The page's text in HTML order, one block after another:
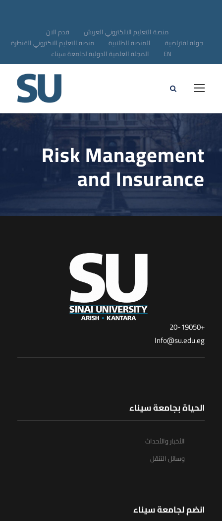
قدم الان
منصة التعليم الالكتروني العريش
منصة التعليم الاكتروني القنطرة
المنصة الطلابية
جولة افتراضية
المجلة العلمية الدولية لجامعة سيناء
EN
Risk Management
and Insurance
+20-19050
Info@su.edu.eg
الحياة بجامعة سيناء
الأخبار والأحداث
وسائل التنقل
انضم لجامعة سيناء